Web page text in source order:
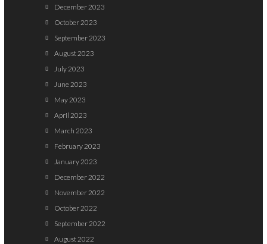
December 2023
October 2023
September 2023
August 2023
July 2023
June 2023
May 2023
April 2023
March 2023
February 2023
January 2023
December 2022
November 2022
October 2022
September 2022
August 2022